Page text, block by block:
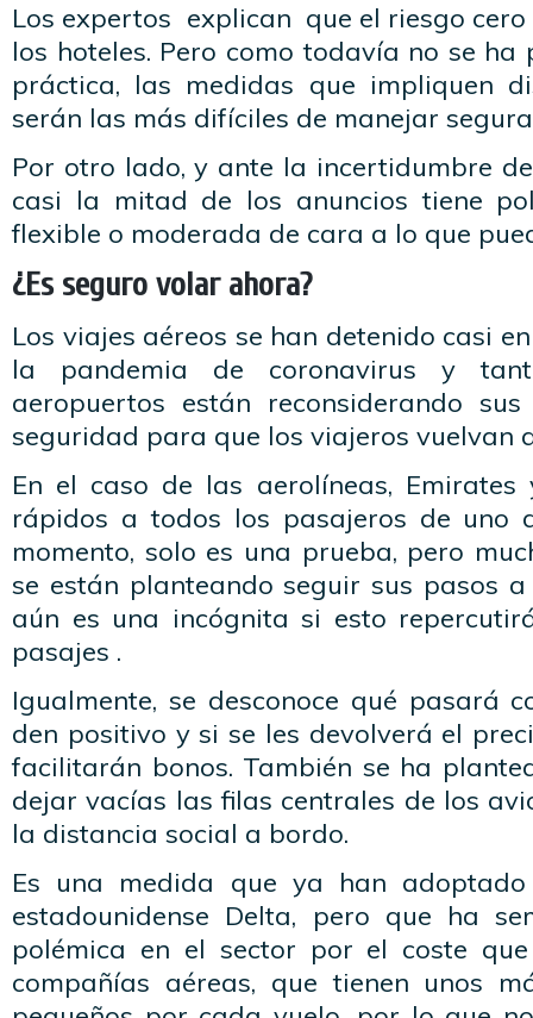
Los expertos explican que el riesgo cero
los hoteles. Pero como todavía no se
práctica, las medidas que impliquen
serán las más difíciles de manejar
Por otro lado, y ante la incertidumbre
casi la mitad de los anuncios tiene
flexible o moderada de cara a lo que
¿Es seguro volar ahora?
Los viajes aéreos se han detenido casi
la pandemia de coronavirus y
aeropuertos están reconsiderando
seguridad para que los viajeros vuelvan
En el caso de las aerolíneas,
rápidos a todos los pasajeros de uno
momento, solo es una prueba, pero
se están planteando seguir sus pasos
aún es una incógnita si esto
pasajes .
Igualmente, se desconoce qué pasará
den positivo y si se les devolverá el
facilitarán bonos. También se ha
dejar vacías las filas centrales de los
la distancia social a bordo.
Es una medida que ya han
estadounidense Delta, pero que ha
polémica en el sector por el coste
compañías aéreas, que tienen unos